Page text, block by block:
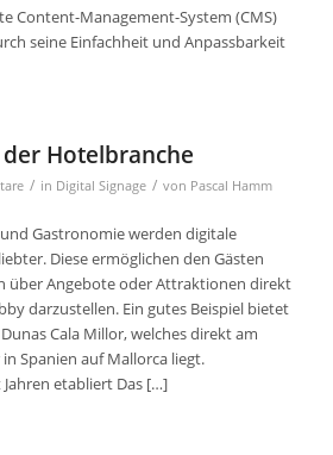
Content-Management-System (CMS)
seine Einfachheit und Anpassbarkeit
Hotelbranche
/ in Digital Signage / von Pascal Hamm
Gastronomie werden digitale
Diese ermöglichen den Gästen
über Angebote oder Attraktionen direkt
darzustellen. Ein gutes Beispiel bietet
Cala Millor, welches direkt am
Spanien auf Mallorca liegt.
etabliert Das […]